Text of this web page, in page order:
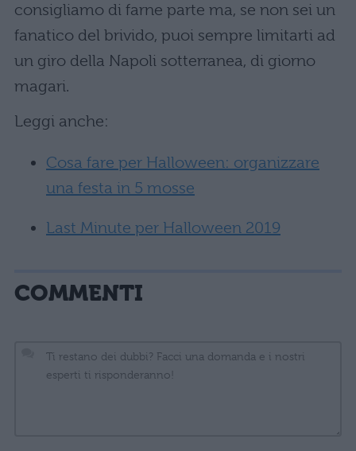
consigliamo di farne parte ma, se non sei un
fanatico del brivido, puoi sempre limitarti ad
un giro della Napoli sotterranea, di giorno
magari.
Leggi anche:
Cosa fare per Halloween: organizzare
una festa in 5 mosse
Last Minute per Halloween 2019
COMMENTI